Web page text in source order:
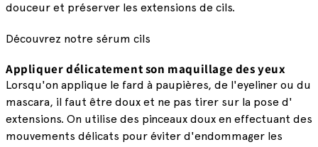
douceur et préserver les extensions de cils.
Découvrez notre sérum cils
Appliquer délicatement son maquillage des yeux
Lorsqu'on applique le fard à paupières, de l'eyeliner ou du
mascara, il faut être doux et ne pas tirer sur la pose d'
extensions. On utilise des pinceaux doux en effectuant des
mouvements délicats pour éviter d'endommager les